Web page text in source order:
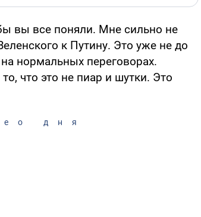
вы все поняли. Мне сильно не
к Путину. Это уже не до
нормальных переговорах.
что это не пиар и шутки. Это
дня